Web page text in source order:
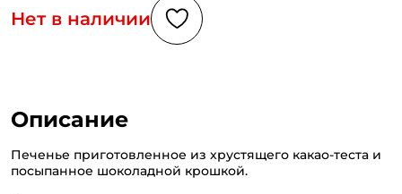
Нет в наличии
Описание
Печенье приготовленное из хрустящего какао-теста и
посыпанное шоколадной крошкой.